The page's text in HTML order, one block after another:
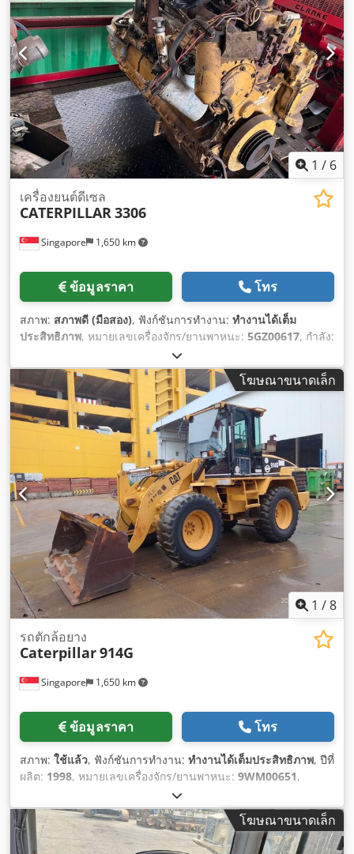
1 / 6
Singapore 1,650 km
เครื่องยนต์ดีเซล
CATERPILLAR3306
ข้อมูลราคา โทร
สภาพ: สภาพดี (มือสอง), ฟังก์ชันการทำงาน: ทำงานได้เต็ม
ประสิทธิภาพ, หมายเลขเครื่องจักร/ยานพาหนะ: 5GZ00617, กำลัง:
257.42 กิโลวัตต์ (349.99 แรงม้า), ประเภทเชื้อเพลิง:
จำนวนกระบอกสูบ:6, น้ำหนักรวม:1,905 กก.,
โฆษณาขนาดเล็ก
1 /8
Singapore 1,650 km
รถตักล้อยาง
Caterpillar914G
ข้อมูลราคา โทร
สภาพ: ใช้แล้ว, ฟังก์ชันการทำงาน: ทำงานได้เต็มประสิทธิภาพ, ปีที่
ผลิต: 1998, หมายเลขเครื่องจักร/ยานพาหนะ: 9WM00651,
โฆษณาขนาดเล็ก